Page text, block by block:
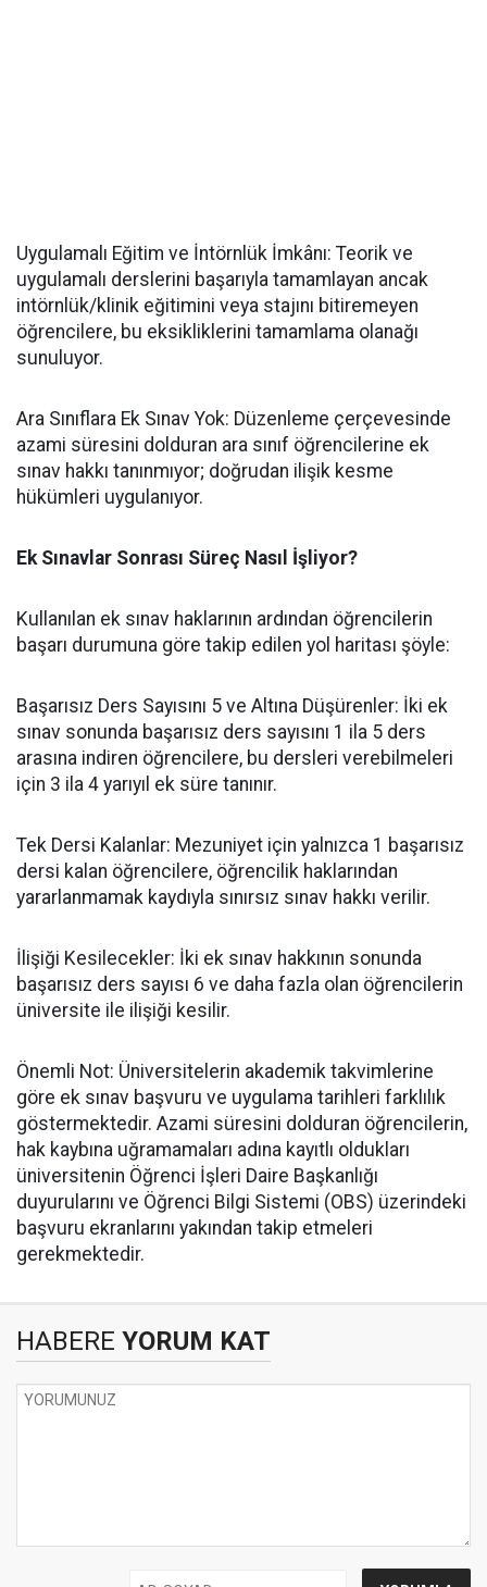
​Uygulamalı Eğitim ve İntörnlük İmkânı: Teorik ve
uygulamalı derslerini başarıyla tamamlayan ancak
intörnlük/klinik eğitimini veya stajını bitiremeyen
öğrencilere, bu eksikliklerini tamamlama olanağı
sunuluyor.
​Ara Sınıflara Ek Sınav Yok: Düzenleme çerçevesinde
azami süresini dolduran ara sınıf öğrencilerine ek
sınav hakkı tanınmıyor; doğrudan ilişik kesme
hükümleri uygulanıyor.
Ek Sınavlar Sonrası Süreç Nasıl İşliyor?
​Kullanılan ek sınav haklarının ardından öğrencilerin
başarı durumuna göre takip edilen yol haritası şöyle:
​Başarısız Ders Sayısını 5 ve Altına Düşürenler: İki ek
sınav sonunda başarısız ders sayısını 1 ila 5 ders
arasına indiren öğrencilere, bu dersleri verebilmeleri
için 3 ila 4 yarıyıl ek süre tanınır.
​Tek Dersi Kalanlar: Mezuniyet için yalnızca 1 başarısız
dersi kalan öğrencilere, öğrencilik haklarından
yararlanmamak kaydıyla sınırsız sınav hakkı verilir.
​İlişiği Kesilecekler: İki ek sınav hakkının sonunda
başarısız ders sayısı 6 ve daha fazla olan öğrencilerin
üniversite ile ilişiği kesilir.
​Önemli Not: Üniversitelerin akademik takvimlerine
göre ek sınav başvuru ve uygulama tarihleri farklılık
göstermektedir. Azami süresini dolduran öğrencilerin,
hak kaybına uğramamaları adına kayıtlı oldukları
üniversitenin Öğrenci İşleri Daire Başkanlığı
duyurularını ve Öğrenci Bilgi Sistemi (OBS) üzerindeki
başvuru ekranlarını yakından takip etmeleri
gerekmektedir.
HABERE YORUM KAT